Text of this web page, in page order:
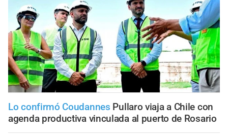
Lo confirmó Coudannes Pullaro viaja a Chile con
agenda productiva vinculada al puerto de Rosario